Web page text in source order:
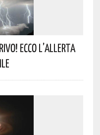
Ecco L’allerta